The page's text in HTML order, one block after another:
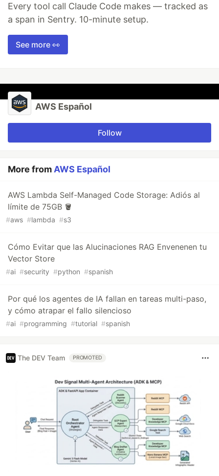
Every tool call Claude Code makes — tracked as
a span in Sentry. 10-minute setup.
See more 👀
AWS Español
Follow
More from AWS Español
AWS Lambda Self-Managed Code Storage: Adiós al
límite de 75GB 🪣
#aws #lambda #s3
Cómo Evitar que las Alucinaciones RAG Envenenen tu
Vector Store
#ai #security #python #spanish
Por qué los agentes de IA fallan en tareas multi-paso,
y cómo atrapar el fallo silencioso
#ai #programming #tutorial #spanish
The DEV Team PROMOTED